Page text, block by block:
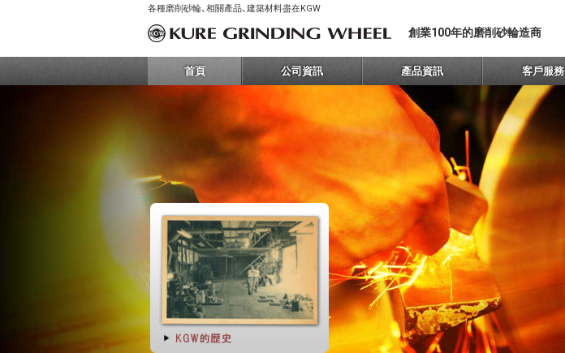
各種磨削砂輪、相關產品、建築材料盡在KGW
創業100年的磨削砂輪造商
首頁 公司資訊 產品資訊 客戶服務